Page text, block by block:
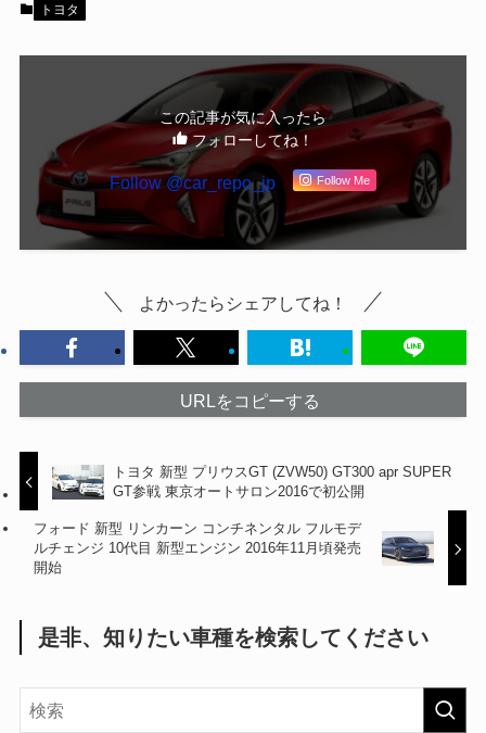
トヨタ
この記事が気に入ったら
フォローしてね！
Follow @car_repo_jp Follow Me
よかったらシェアしてね！
URLをコピーする
トヨタ 新型 プリウスGT (ZVW50) GT300 apr SUPER
GT参戦 東京オートサロン2016で初公開
フォード 新型 リンカーン コンチネンタル フルモデ
ルチェンジ 10代目 新型エンジン 2016年11月頃発売
開始
是非、知りたい車種を検索してください